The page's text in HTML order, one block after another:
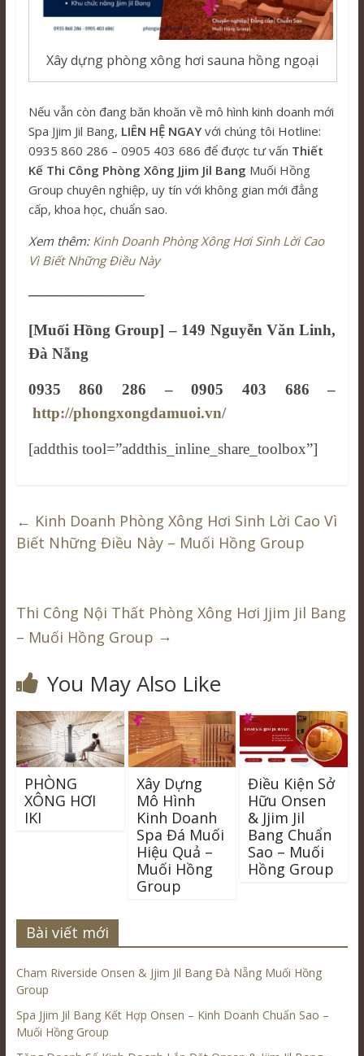
Xây dựng phòng xông hơi sauna hồng ngoại
Nếu vẫn còn đang băn khoăn về mô hình kinh doanh mới
Spa Jjim Jil Bang, LIÊN HỆ NGAYvới chúng tôi Hotline:
0935 860 286 – 0905 403 686 để được tư vấn Thiết
Kế Thi Công Phòng Xông Jjim Jil Bang Muối Hồng
Group chuyên nghiệp, uy tín với không gian mới đẳng
cấp, khoa học, chuẩn sao.
Xem thêm: Kinh Doanh Phòng Xông Hơi Sinh Lời Cao
Vì Biết Những Điều Này
———————–
[Muối Hồng Group] – 149 Nguyễn Văn Linh,
Đà Nẵng
0935 860 286 – 0905 403 686 –
http://phongxongdamuoi.vn/
[addthis tool=”addthis_inline_share_toolbox”]
← Kinh Doanh Phòng Xông Hơi Sinh Lời Cao Vì
Biết Những Điều Này – Muối Hồng Group
Thi Công Nội Thất Phòng Xông Hơi Jjim Jil Bang
– Muối Hồng Group →
You May Also Like
PHÒNG
XÔNG HƠI
IKI
Xây Dựng
Mô Hình
Kinh Doanh
Spa Đá Muối
Hiệu Quả –
Muối Hồng
Group
Điều Kiện Sở
Hữu Onsen
& Jjim Jil
Bang Chuẩn
Sao – Muối
Hồng Group
Bài viết mới
Cham Riverside Onsen & Jjim Jil Bang Đà Nẵng Muối Hồng
Group
Spa Jjim Jil Bang Kết Hợp Onsen – Kinh Doanh Chuẩn Sao –
Muối Hồng Group